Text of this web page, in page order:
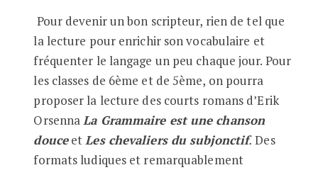
Pour devenir un bon scripteur, rien de tel que
la lecture pour enrichir son vocabulaire et
fréquenter le langage un peu chaque jour. Pour
les classes de 6ème et de 5ème, on pourra
proposer la lecture des courts romans d’Erik
Orsenna La Grammaire est une chanson
douceet Les chevaliers du subjonctif.Des
formats ludiques et remarquablement